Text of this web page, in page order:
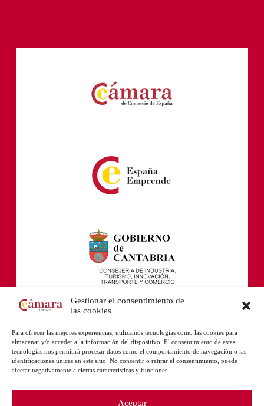
Gestionar el consentimiento de
las cookies
Para ofrecer las mejores experiencias, utilizamos tecnologías como las cookies para
almacenar y/o acceder a la información del dispositivo. El consentimiento de estas
tecnologías nos permitirá procesar datos como el comportamiento de navegación o las
identificaciones únicas en este sitio. No consentir o retirar el consentimiento, puede
afectar negativamente a ciertas características y funciones.
Aceptar